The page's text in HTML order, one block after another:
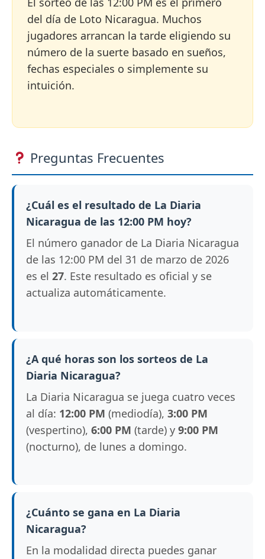
del día de Loto Nicaragua. Muchos
jugadores arrancan la tarde eligiendo su
número de la suerte basado en sueños,
fechas especiales o simplemente su
intuición.
Preguntas Frecuentes
¿Cuál es el resultado de La Diaria
Nicaragua de las 12:00 PM hoy?
El número ganador de La Diaria Nicaragua
de las 12:00 PM del 31 de marzo de 2026
es el 27. Este resultado es oficial y se
actualiza automáticamente.
¿A qué horas son los sorteos de La
Diaria Nicaragua?
La Diaria Nicaragua se juega cuatro veces
al día: 12:00 PM (mediodía), 3:00 PM
(vespertino), 6:00 PM (tarde) y 9:00 PM
(nocturno), de lunes a domingo.
¿Cuánto se gana en La Diaria
Nicaragua?
En la modalidad directa puedes ganar